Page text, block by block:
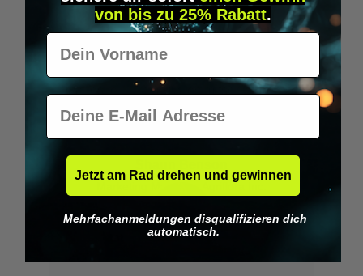
war es leid, immer alles mitschleppen zu
müssen. Und klauen kann man mir mein
Marketing Manager, Agriflora Inc.
von bis zu 25% Rabatt.
Vorname
E-Mail
Jetzt am Rad drehen und gewinnen
Mehrfachanmeldungen disqualifizieren dich
automatisch.